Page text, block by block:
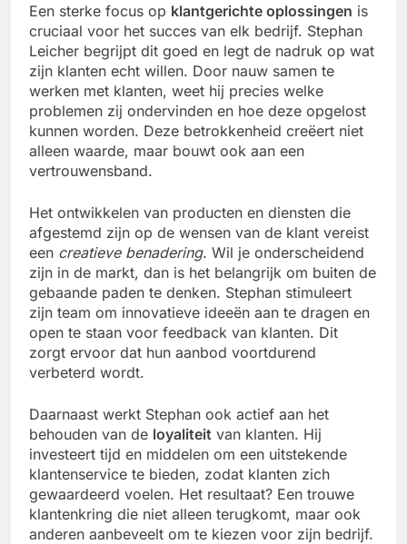
Een sterke focus op klantgerichte oplossingen is
cruciaal voor het succes van elk bedrijf. Stephan
Leicher begrijpt dit goed en legt de nadruk op wat
zijn klanten echt willen. Door nauw samen te
werken met klanten, weet hij precies welke
problemen zij ondervinden en hoe deze opgelost
kunnen worden. Deze betrokkenheid creëert niet
alleen waarde, maar bouwt ook aan een
vertrouwensband.
Het ontwikkelen van producten en diensten die
afgestemd zijn op de wensen van de klant vereist
een creatieve benadering. Wil je onderscheidend
zijn in de markt, dan is het belangrijk om buiten de
gebaande paden te denken. Stephan stimuleert
zijn team om innovatieve ideeën aan te dragen en
open te staan voor feedback van klanten. Dit
zorgt ervoor dat hun aanbod voortdurend
verbeterd wordt.
Daarnaast werkt Stephan ook actief aan het
behouden van de loyaliteit van klanten. Hij
investeert tijd en middelen om een uitstekende
klantenservice te bieden, zodat klanten zich
gewaardeerd voelen. Het resultaat? Een trouwe
klantenkring die niet alleen terugkomt, maar ook
anderen aanbeveelt om te kiezen voor zijn bedrijf.